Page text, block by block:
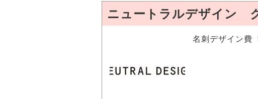
ニュートラルデザイン
名刺デザイン費